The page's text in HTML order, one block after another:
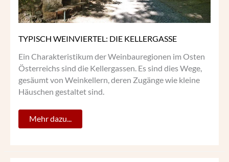
TYPISCH WEINVIERTEL: DIE KELLERGASSE
Ein Charakteristikum der Weinbauregionen im Osten
Österreichs sind die Kellergassen. Es sind dies Wege,
gesäumt von Weinkellern, deren Zugänge wie kleine
Häuschen gestaltet sind.
Mehr dazu...